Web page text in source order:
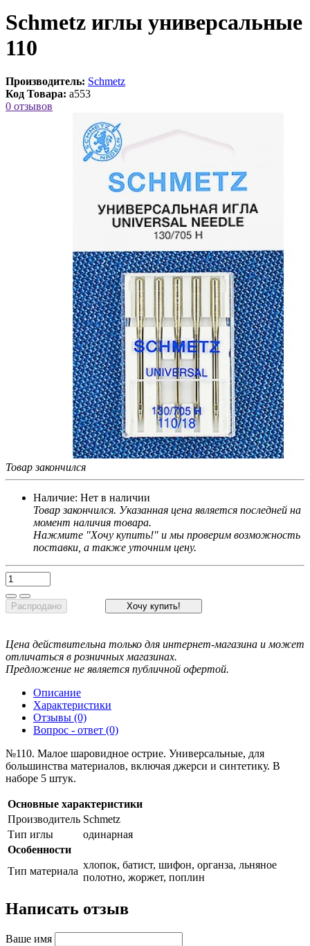
Schmetz иглы универсальные
110
Производитель: Schmetz
Код Товара: a553
0 отзывов
Товар закончился
Наличие: Нет в наличии
Товар закончился. Указанная цена является последней на
момент наличия товара.
Нажмите "Хочу купить!" и мы проверим возможность
поставки, а также уточним цену.
Распродано Хочу купить!
Цена действительна только для интернет-магазина и может
отличаться в розничных магазинах.
Предложение не является публичной офертой.
Описание
Характеристики
Отзывы (0)
Вопрос - ответ (0)
№110. Малое шаровидное острие. Универсальные, для
большинства материалов, включая джерси и синтетику. В
наборе 5 штук.
Основные характеристики
Производитель Schmetz
Тип иглы
одинарная
Особенности
Тип материала
хлопок, батист, шифон, органза, льняное
полотно, жоржет, поплин
Написать отзыв
Ваше имя